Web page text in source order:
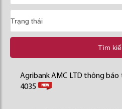
Tìm
Agribank AMC LTD thông báo
4035